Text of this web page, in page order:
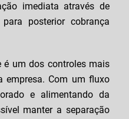
imediata através de
posterior cobrança
é um dos controles mais
empresa. Com um fluxo
e alimentando da
manter a separação